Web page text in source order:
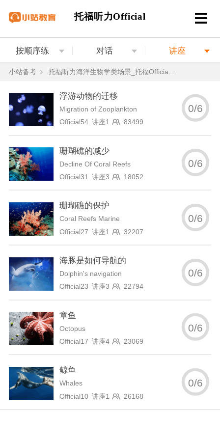
托福听力Official
按顺序练 对话 讲座
小站备考
浮游动物的迁移
Migration of Zooplankton
Official54 讲座1
83499
0/6
珊瑚礁的减少
Decline Of Coral Reefs
Official31 讲座3
18052
0/6
珊瑚礁的保护
Coral Reefs Marine
Official27 讲座1
32207
0/6
海豚是如何导航的
Dolphin's navigation
Official23 讲座3
22794
0/6
章鱼
Octopus
Official17 讲座4
23069
0/6
鲸鱼
Whales
Official10 讲座1
26168
0/6